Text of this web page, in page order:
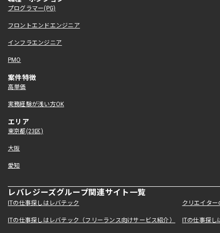
プログラマー(PG)
フロントエンドエンジニア
インフラエンジニア
PMO
案件特徴
高単価
実務経験が浅い方OK
エリア
東京都(23区)
大阪
愛知
レバレジーズグループ関連サイト一覧
ITの仕事探しはレバテック クリエイタ
ITの仕事探しはレバテック（フリーランス向けサービス紹介） ITの仕事探